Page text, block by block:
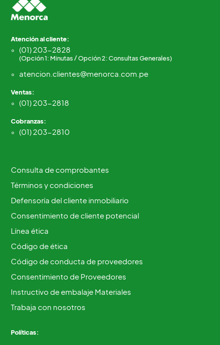
Atención al cliente:
(01) 203-2828
(Opción 1: Minutas / Opción 2: Consultas Generales)
atencion.clientes@menorca.com.pe
Ventas:
(01) 203-2818
Cobranzas:
(01) 203-2810
Consulta de comprobantes
Términos y condiciones
Defensoría del cliente inmobiliario
Consentimiento de cliente potencial
Línea ética
Código de ética
Código de conducta de proveedores
Consentimiento de Proveedores
Instructivo de embalaje Materiales
Trabaja con nosotros
Políticas: